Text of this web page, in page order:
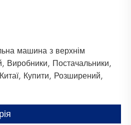
машина з верхнім
Виробники, Постачальники,
Купити, Розширений,